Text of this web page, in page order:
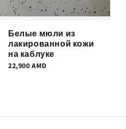
Белые мюли из
лакированной кожи
на каблуке
22,900 AMD